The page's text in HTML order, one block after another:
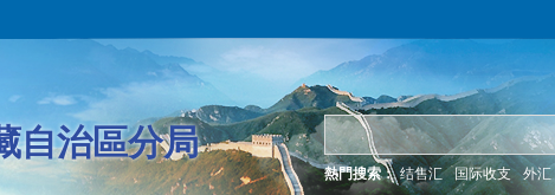
自治區分局
熱門搜索： 结售汇 国际收支 外汇